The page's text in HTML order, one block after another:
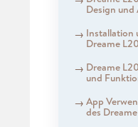
Design
Installation
Dreame
Dreame
und
App
des